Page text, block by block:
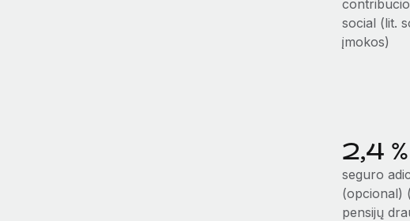
social (lit.
įmokos)
2,4
seguro
(opcional)
pensijų